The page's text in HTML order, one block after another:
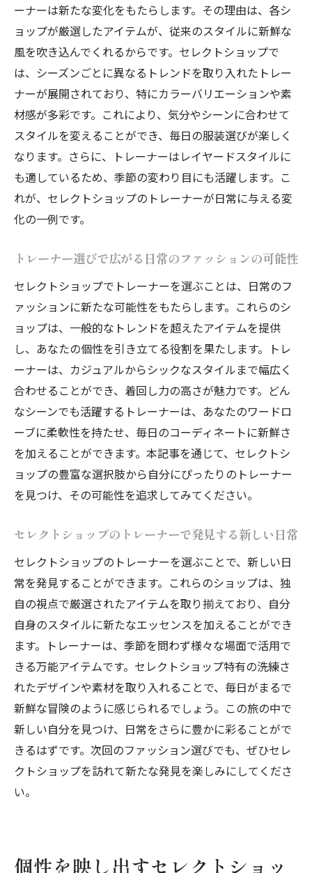
ーナーは新たな変化をもたらします。その理由は、各シ
ョップが厳選したアイテムが、従来のスタイルに新鮮な
風を吹き込んでくれるからです。セレクトショップで
は、シーズンごとに異なるトレンドを取り入れたトレー
ナーが展開されており、特にカラーバリエーションや素
材感が多彩です。これにより、気分やシーンに合わせて
スタイルを変えることができ、毎日の服装選びが楽しく
なります。さらに、トレーナーはレイヤードスタイルに
も適しているため、季節の変わり目にも活躍します。こ
れが、セレクトショップのトレーナーが日常に与える変
化の一例です。
トレーナー選びで広がる日常のファッションの可能性
セレクトショップでトレーナーを選ぶことは、日常のフ
ァッションに新たな可能性をもたらします。これらのシ
ョップは、一般的なトレンドを超えたアイテムを提供
し、あなたの個性を引き立てる役割を果たします。トレ
ーナーは、カジュアルからシックなスタイルまで幅広く
合わせることができ、着回し力の高さが魅力です。どん
なシーンでも活躍するトレーナーは、あなたのワードロ
ーブに柔軟性を持たせ、毎日のコーディネートに新鮮さ
を加えることができます。本記事を通じて、セレクトシ
ョップの豊富な選択肢から自分にぴったりのトレーナー
を見つけ、その可能性を追求してみてください。
セレクトショップのトレーナーで発見する新しい日常
セレクトショップのトレーナーを選ぶことで、新しい日
常を発見することができます。これらのショップは、独
自の視点で厳選されたアイテムを取り揃えており、自分
自身のスタイルに新たなエッセンスを加えることができ
ます。トレーナーは、季節を問わず様々な場面で活用で
きる万能アイテムです。セレクトショップ特有の洗練さ
れたデザインや素材を取り入れることで、毎日がまるで
新鮮な冒険のように感じられるでしょう。この旅の中で
新しい自分を見つけ、日常をさらに豊かに彩ることがで
きるはずです。次回のファッション選びでも、ぜひセレ
クトショップを訪れて新たな発見を楽しみにしてくださ
い。
個性を映し出すセレクトショッ